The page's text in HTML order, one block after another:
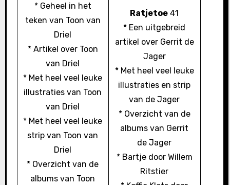
* Geheel in het
teken van Toon van
Driel
* Artikel over Toon
van Driel
* Met heel veel leuke
illustraties van Toon
van Driel
* Met heel veel leuke
strip van Toon van
Driel
* Overzicht van de
albums van Toon
Ratjetoe 41
* Een uitgebreid
artikel over Gerrit de
Jager
* Met heel veel leuke
illustraties en strip
van de Jager
* Overzicht van de
albums van Gerrit
de Jager
* Bartje door Willem
Ritstier